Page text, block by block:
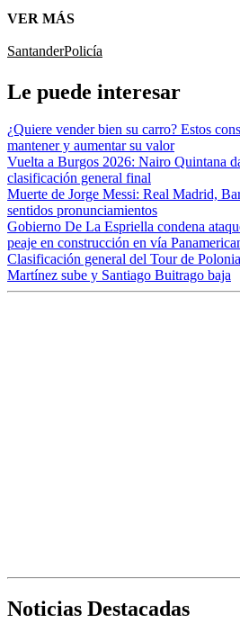
VER MÁS
SantanderPolicía
Le puede interesar
¿Quiere vender bien su carro? Estos
mantener y aumentar su valor
Vuelta a Burgos 2026: Nairo Quintana
clasificación general final
Muerte de Jorge Messi: Real Madrid,
sentidos pronunciamientos
Gobierno De La Espriella condena
peaje en construcción en vía
Clasificación general del Tour de
Martínez sube y Santiago Buitrago baja
Noticias Destacadas